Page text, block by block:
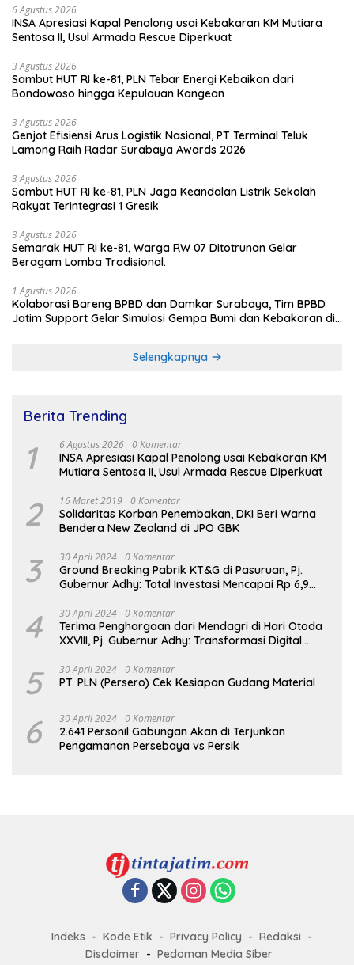
6 Agustus 2026
INSA Apresiasi Kapal Penolong usai Kebakaran KM Mutiara
Sentosa II, Usul Armada Rescue Diperkuat
3 Agustus 2026
Sambut HUT RI ke-81, PLN Tebar Energi Kebaikan dari
Bondowoso hingga Kepulauan Kangean
3 Agustus 2026
Genjot Efisiensi Arus Logistik Nasional, PT Terminal Teluk
Lamong Raih Radar Surabaya Awards 2026
3 Agustus 2026
Sambut HUT RI ke-81, PLN Jaga Keandalan Listrik Sekolah
Rakyat Terintegrasi 1 Gresik
3 Agustus 2026
Semarak HUT RI ke-81, Warga RW 07 Ditotrunan Gelar
Beragam Lomba Tradisional.
1 Agustus 2026
Kolaborasi Bareng BPBD dan Damkar Surabaya, Tim BPBD
Jatim Support Gelar Simulasi Gempa Bumi dan Kebakaran di
Selengkapnya
Berita Trending
1 6 Agustus 2026 0 Komentar
INSA Apresiasi Kapal Penolong usai Kebakaran KM
Mutiara Sentosa II, Usul Armada Rescue Diperkuat
2 16 Maret 2019 0 Komentar
Solidaritas Korban Penembakan, DKI Beri Warna
Bendera New Zealand di JPO GBK
3 30 April 2024 0 Komentar
Ground Breaking Pabrik KT&G di Pasuruan, Pj.
Gubernur Adhy: Total Investasi Mencapai Rp 6,9
4 30 April 2024 0 Komentar
Terima Penghargaan dari Mendagri di Hari Otoda
XXVIII, Pj. Gubernur Adhy: Transformasi Digital
Keberhasilan Jatim
5 30 April 2024 0 Komentar
PT. PLN (Persero) Cek Kesiapan Gudang Material
6 30 April 2024 0 Komentar
2.641 Personil Gabungan Akan di Terjunkan
Pengamanan Persebaya vs Persik
Indeks Kode Etik Privacy Policy
Redaksi
Disclaimer
Pedoman Media Siber